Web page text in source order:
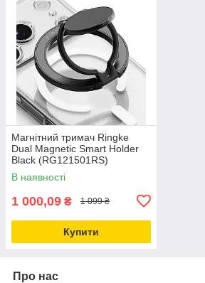
Магнітний тримач Ringke
Dual Magnetic Smart Holder
Black (RG121501RS)
В наявності
1 000,09 ₴ 1 099 ₴
Купити
Про нас